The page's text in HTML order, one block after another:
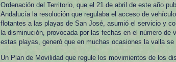
Ordenación del Territorio, que el 21 de abril de este año
Andalucía la resolución que regulaba el acceso de
flotantes a las playas de San José, asumió el servicio y
la disminución, provocada por las fechas en el número de
estas playas, generó que en muchas ocasiones la valla se
Un Plan de Movilidad que regule los movimientos de los